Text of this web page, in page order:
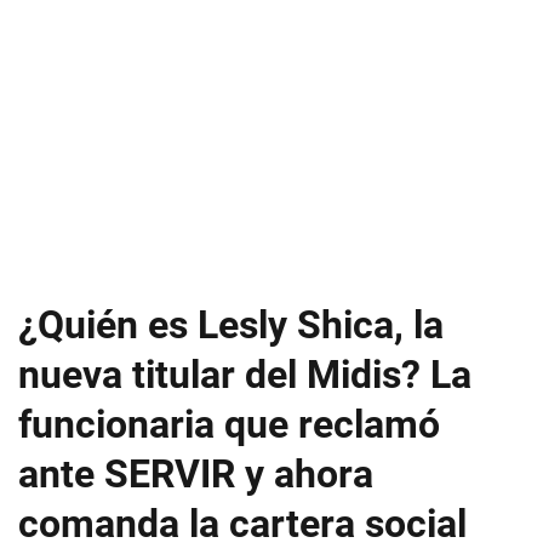
¿Quién es Lesly Shica, la
nueva titular del Midis? La
funcionaria que reclamó
ante SERVIR y ahora
comanda la cartera social